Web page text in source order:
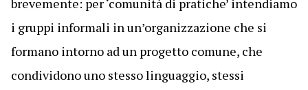
brevemente: per ‘comunità di pratiche’ intendiamo
i gruppi informali in un’organizzazione che si
formano intorno ad un progetto comune, che
condividono uno stesso linguaggio, stessi